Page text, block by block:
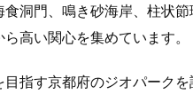
洞門、鳴き砂海岸、柱状
高い関心を集めています。
指す京都府のジオパーク